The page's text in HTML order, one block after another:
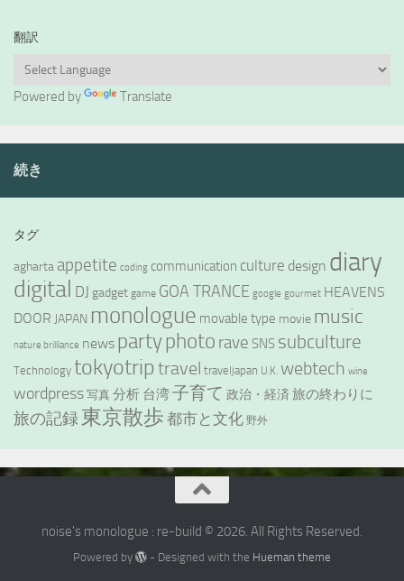
翻訳
Powered by Translate
続き
タグ
agharta appetite coding communication culture design diary
digital DJ gadget game GOA TRANCE google gourmet HEAVENS
DOOR JAPAN monologue movable type movie music
nature brilliance news partyphoto rave SNS subculture
Technology tokyotriptravel traveljapan U.K. webtech wine
wordpress 写真 分析 台湾子育て 政治・経済 旅の終わりに
旅の記録東京散歩 都市と文化 野外
noise's monologue : re-build © 2026. All Rights Reserved.
Powered by - Designed with the Hueman theme